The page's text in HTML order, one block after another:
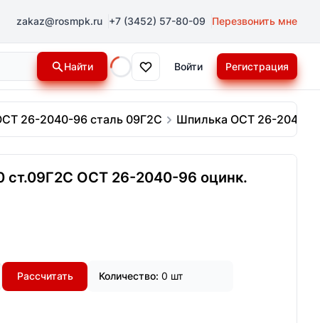
zakaz@rosmpk.ru +7 (3452) 57-80-09 Перезвонить мне
Найти
Loading...
Войти Регистрация
26-2040-96 сталь 09Г2С Шпилька ОСТ 26-2040-
ОСТ 26-2040-96 оцинк.
Рассчитать Количество: 0 шт